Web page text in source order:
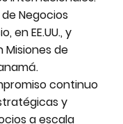
Negocios
en EE.UU., y
de
continuo
y
a escala